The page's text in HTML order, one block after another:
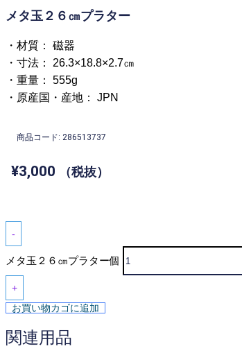
メタ玉２６㎝プラター
・材質： 磁器
・寸法： 26.3×18.8×2.7㎝
・重量： 555g
・原産国・産地： JPN
商品コード: 286513737
¥3,000 （税抜）
-
メタ玉２６㎝プラター個
+
お買い物カゴに追加
関連用品